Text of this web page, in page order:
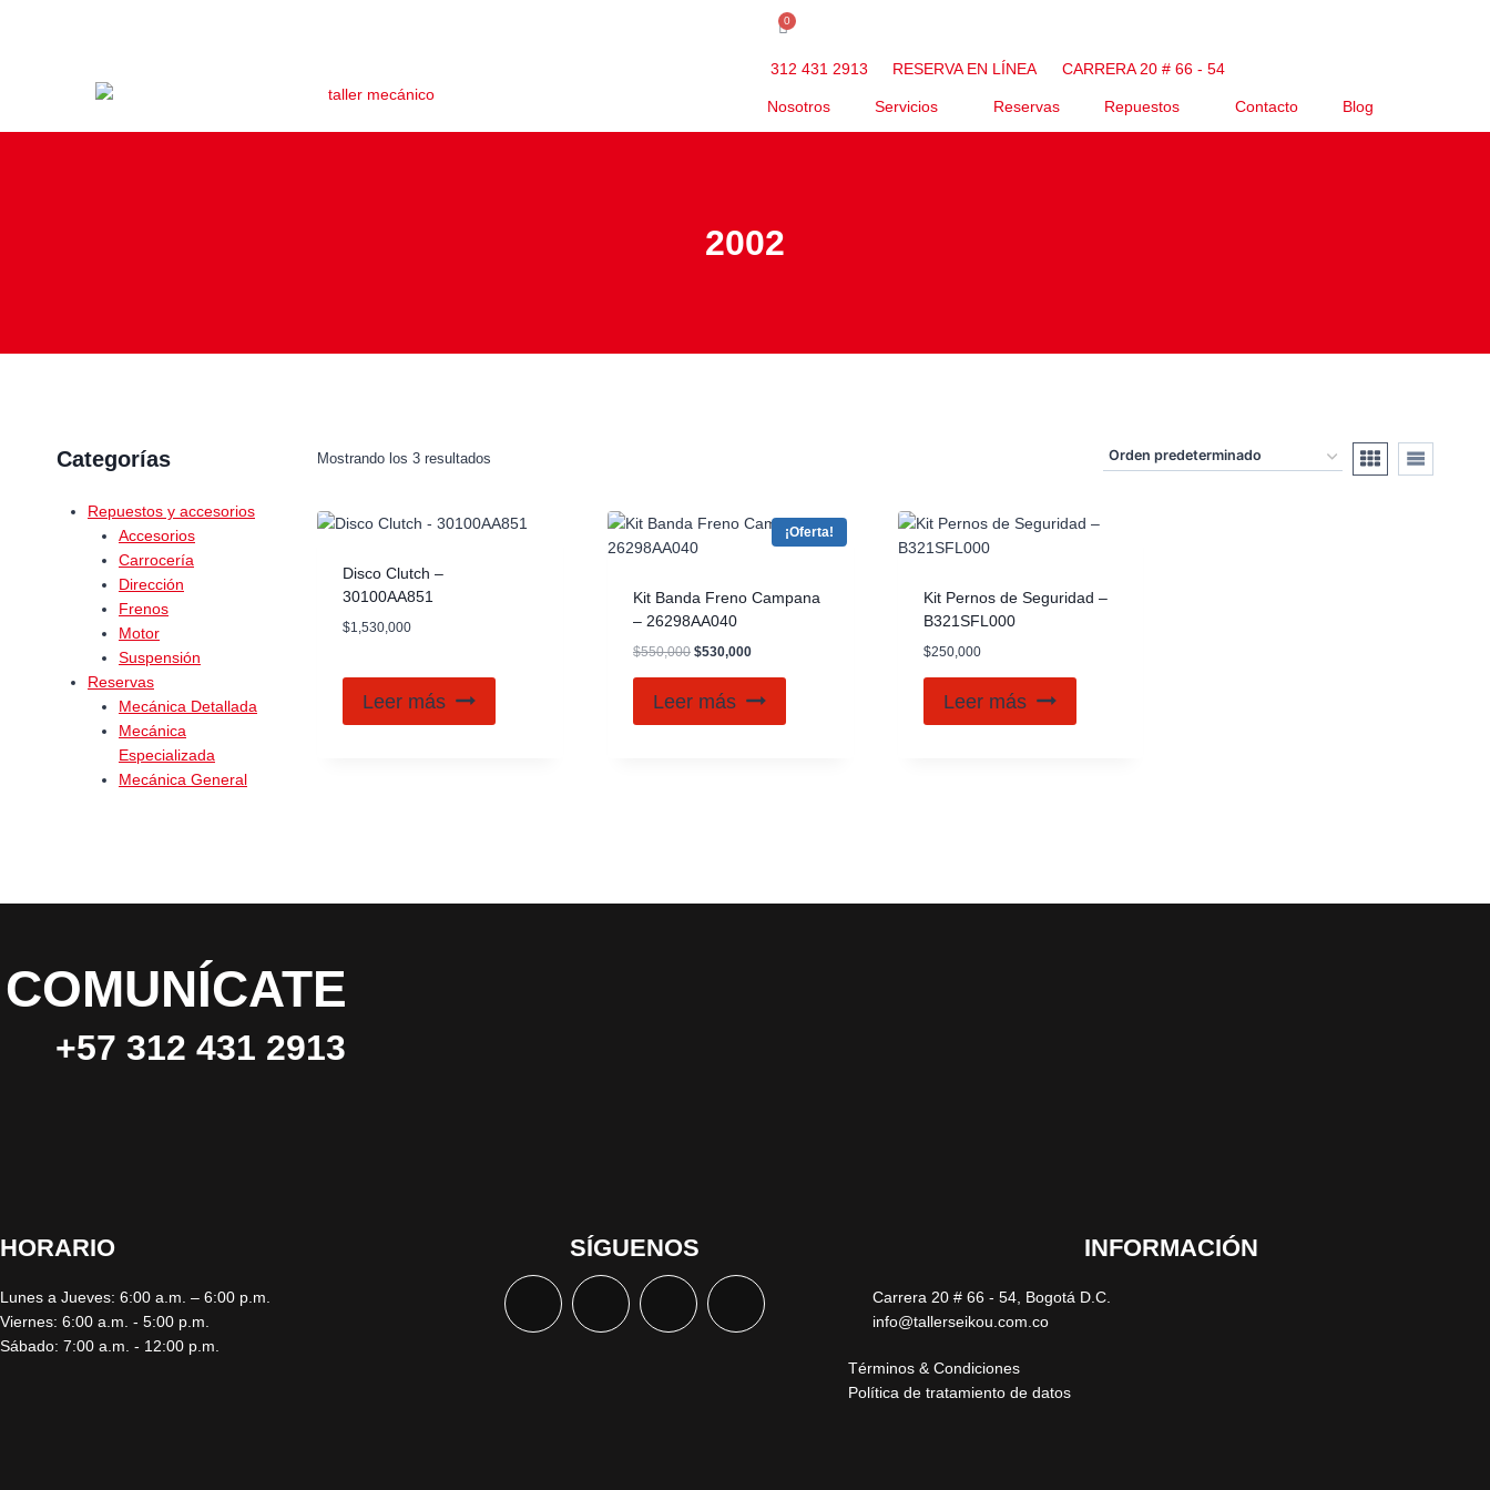
0
312 431 2913 RESERVA EN LÍNEA CARRERA 20 # 66 - 54
Nosotros Servicios Reservas Repuestos Contacto Blog
2002
Mostrando los 3 resultados
Disco Clutch –
30100AA851
$1,530,000
Leer más
¡Oferta!
Kit Banda Freno Campana
– 26298AA040
$550,000 $530,000
Leer más
Kit Pernos de Seguridad –
B321SFL000
$250,000
Leer más
Categorías
Repuestos y accesorios
Accesorios
Carrocería
Dirección
Frenos
Motor
Suspensión
Reservas
Mecánica Detallada
Mecánica
Especializada
Mecánica General
COMUNÍCATE
+57 312 431 2913
HORARIO
Lunes a Jueves: 6:00 a.m. – 6:00 p.m.
Viernes: 6:00 a.m. - 5:00 p.m.
Sábado: 7:00 a.m. - 12:00 p.m.
SÍGUENOS INFORMACIÓN
Carrera 20 # 66 - 54, Bogotá D.C.
info@tallerseikou.com.co
Términos & Condiciones
Política de tratamiento de datos